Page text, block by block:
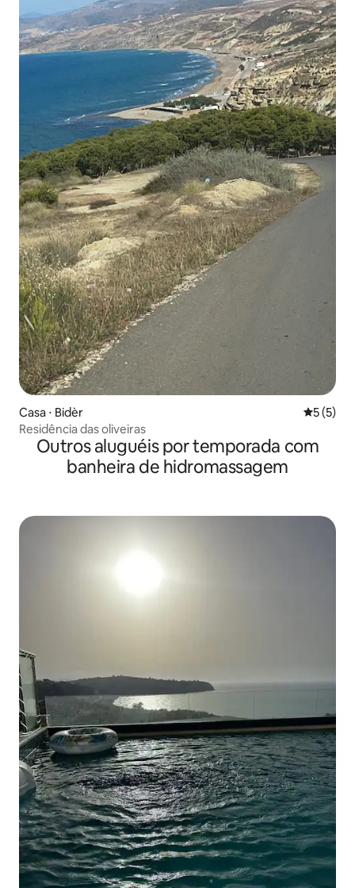
Casa ⋅ Bidèr 5 de
5 (5)
Residência das oliveiras
Outros aluguéis por temporada com
banheira de hidromassagem